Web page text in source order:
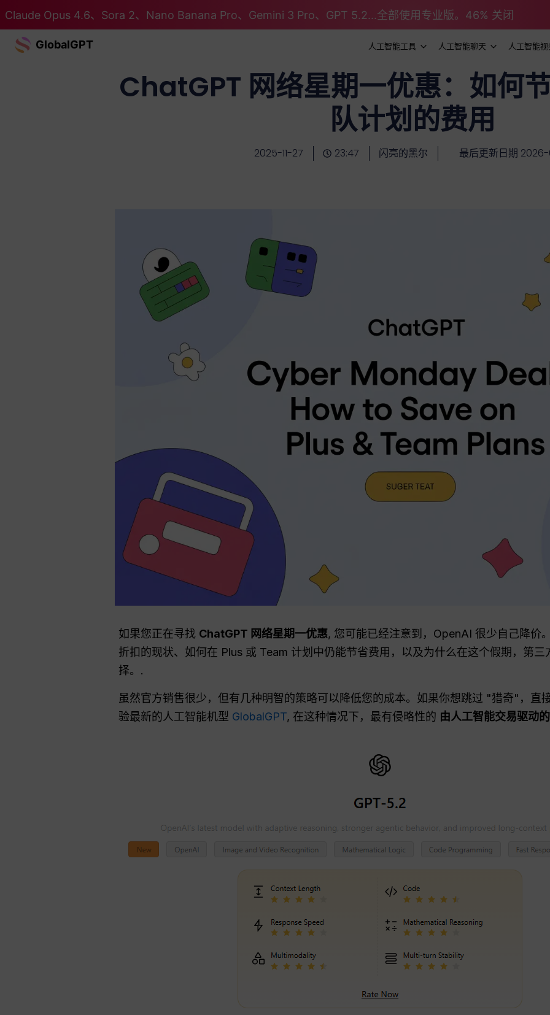
Claude Opus 4.6、Sora 2、Nano Banana Pro、Gemini 3 Pro、GPT 5.2...全部使用专业版。46% 关闭
GlobalGPT 人工智能工具 人工智能聊天 人工智能
ChatGPT 网络星期一优惠：如何
队计划的费用
2025-11-27 23:47 闪亮的黑尔 最后更新日期 2026-
如果您正在寻找 ChatGPT 网络星期一优惠, 您可能已经注意到，OpenAI 很少自己降价
折扣的现状、如何在 Plus 或 Team 计划中仍能节省费用，以及为什么在这个假期，第
择。.
虽然官方销售很少，但有几种明智的策略可以降低您的成本。如果你想跳过 "猎奇"，直
验最新的人工智能机型 GlobalGPT, 在这种情况下，最有侵略性的 由人工智能交易驱动